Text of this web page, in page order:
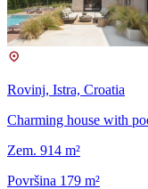
Rovinj, Istra, Croatia
Charming house with
Zem. 914 m²
Površina 179 m²